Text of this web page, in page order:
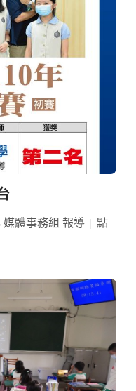
體事務組 報導
點